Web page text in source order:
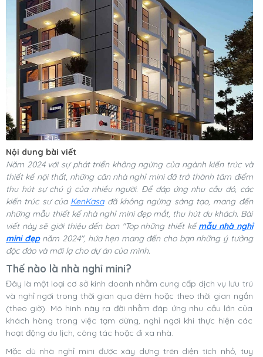
Nội dung bài viết
Năm 2024 với sự phát triển không ngừng của ngành kiến trúc và
thiết kế nội thất, những căn nhà nghỉ mini đã trở thành tâm điểm
thu hút sự chú ý của nhiều người. Để đáp ứng nhu cầu đó, các
kiến trúc sư của KenKasađã không ngừng sáng tạo, mang đến
những mẫu thiết kế nhà nghỉ mini đẹp mắt, thu hút du khách. Bài
viết này sẽ giới thiệu đến bạn "Top những thiết kếmẫu nhà nghỉ
mini đẹpnăm 2024", hứa hẹn mang đến cho bạn những ý tưởng
độc đáo và mới lạ cho dự án của mình.
Thế nào là nhà nghỉ mini?
Đây là một loại cơ sở kinh doanh nhằm cung cấp dịch vụ lưu trú
và nghỉ ngơi trong thời gian qua đêm hoặc theo thời gian ngắn
(theo giờ). Mô hình này ra đời nhằm đáp ứng nhu cầu lớn của
khách hàng trong việc tạm dừng, nghỉ ngơi khi thực hiện các
hoạt động du lịch, công tác hoặc đi xa nhà.
Mặc dù nhà nghỉ mini được xây dựng trên diện tích nhỏ, tuy